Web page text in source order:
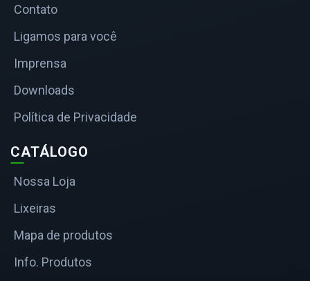
Contato
Ligamos para você
Imprensa
Downloads
Política de Privacidade
CATÁLOGO
Nossa Loja
Lixeiras
Mapa de produtos
Info. Produtos